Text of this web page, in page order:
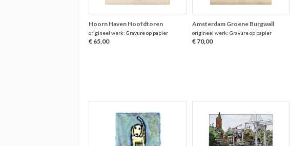
Hoorn Haven Hoofdtoren
origineel werk: Gravure op papier
€ 65,00
Amsterdam Groene Burgwall
origineel werk: Gravure op papier
€ 70,00